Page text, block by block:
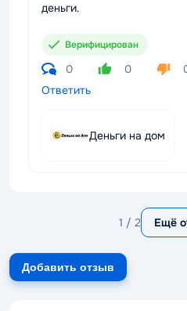
деньги.
Верифицирован
0 0
Ответить
Деньги на дом
1 / 2 Ещё
Добавить отзыв